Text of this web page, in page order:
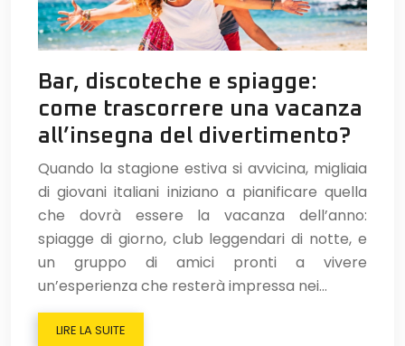
Bar, discoteche e spiagge:
come trascorrere una vacanza
all’insegna del divertimento?
Quando la stagione estiva si avvicina, migliaia
di giovani italiani iniziano a pianificare quella
che dovrà essere la vacanza dell’anno:
spiagge di giorno, club leggendari di notte, e
un gruppo di amici pronti a vivere
un’esperienza che resterà impressa nei…
LIRE LA SUITE